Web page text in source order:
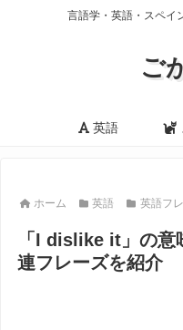
言語学・英語・スペイ
ご
英語
ホーム 英語 英語フ
「I dislike it」の意
連フレーズを紹介